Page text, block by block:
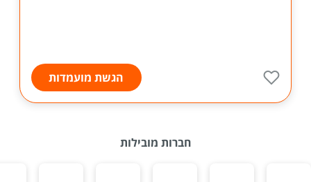
הגשת מועמדות
חברות מובילות